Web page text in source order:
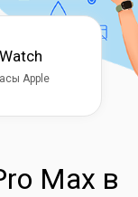
Watch
Apple
Max в